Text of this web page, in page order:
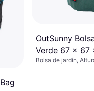
OutSunny
Verde 67 x 67
Bolsa de jardín,